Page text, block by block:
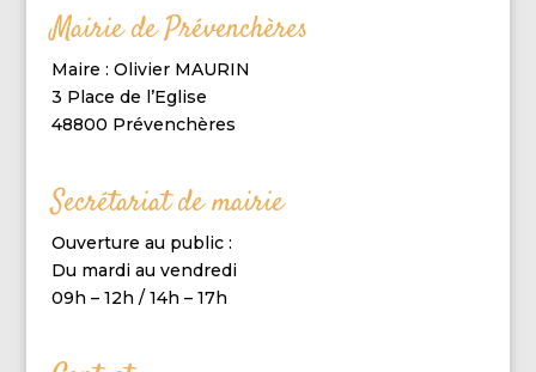
Mairie de Prévenchères
Maire : Olivier MAURIN
3 Place de l’Eglise
48800 Prévenchères
Secrétariat de mairie
Ouverture au public :
Du mardi au vendredi
09h – 12h / 14h – 17h